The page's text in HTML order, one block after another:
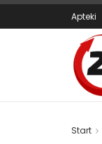
Apteki
Start